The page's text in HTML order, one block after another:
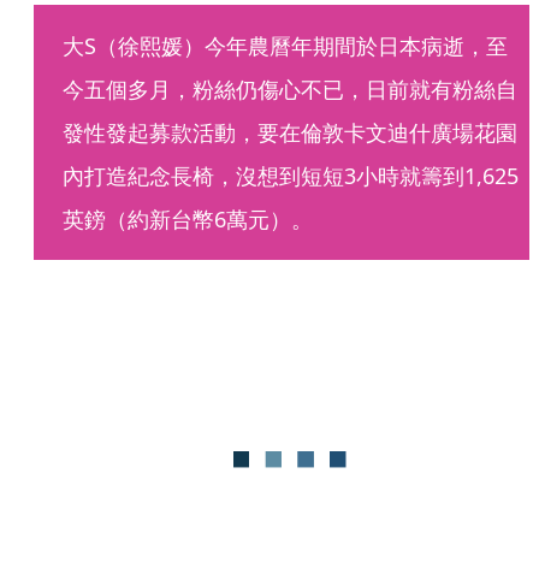
大S（徐熙媛）今年農曆年期間於日本病逝，至
今五個多月，粉絲仍傷心不已，日前就有粉絲自
發性發起募款活動，要在倫敦卡文迪什廣場花園
內打造紀念長椅，沒想到短短3小時就籌到1,625
英鎊（約新台幣6萬元）。